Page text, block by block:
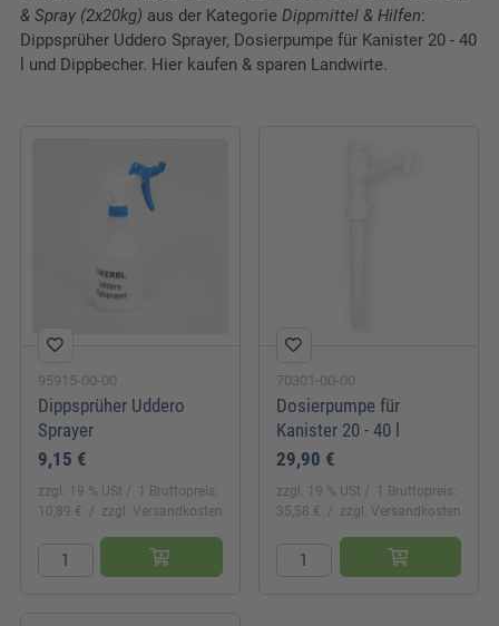
& Spray (2x20kg) aus der Kategorie Dippmittel & Hilfen:
Dippsprüher Uddero Sprayer, Dosierpumpe für Kanister 20 - 40
l und Dippbecher. Hier kaufen & sparen Landwirte.
95915-00-00
Dippsprüher Uddero
Sprayer
9,15 €
zzgl. 19 % USt
1 Bruttopreis:
10,89 €
zzgl. Versandkosten
70301-00-00
Dosierpumpe für
Kanister 20 - 40 l
29,90 €
zzgl. 19 % USt
1 Bruttopreis:
35,58 €
zzgl. Versandkosten